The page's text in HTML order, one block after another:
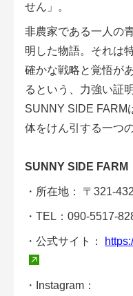
せん」。
非農家である一人の
明した物語。それは
確かな戦略と覚悟が
るという、力強い証
SUNNY SIDE FARM
体をけん引する一つ
SUNNY SIDE FARM
・所在地： 〒321-
・TEL： 090-5517-
・公式サイト：
・Instagram：